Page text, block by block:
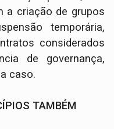
a criação de grupos
temporária,
considerados
de governança,
caso.
TAMBÉM